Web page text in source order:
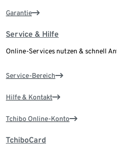
Garantie
Service & Hilfe
Online-Services nutzen & schnell
Service-Bereich
Hilfe & Kontakt
Tchibo Online-Konto
TchiboCard